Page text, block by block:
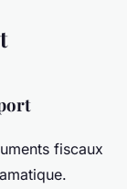
fiscaux